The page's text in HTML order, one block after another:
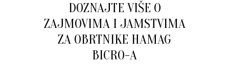
DOZNAJTE VIŠE O
ZAJMOVIMA I JAMSTVIMA
ZA OBRTNIKE HAMAG
BICRO-A